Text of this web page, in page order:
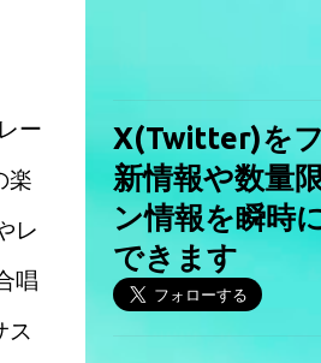
ー
楽
レ
唱
ス
X(Twitter)を
新情報や数量
ン情報を瞬時
できます